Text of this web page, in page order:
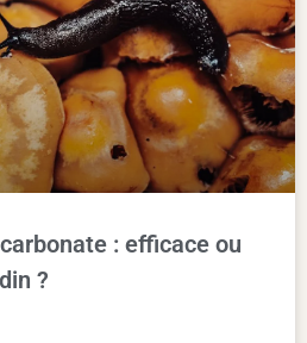
: efficace ou
?